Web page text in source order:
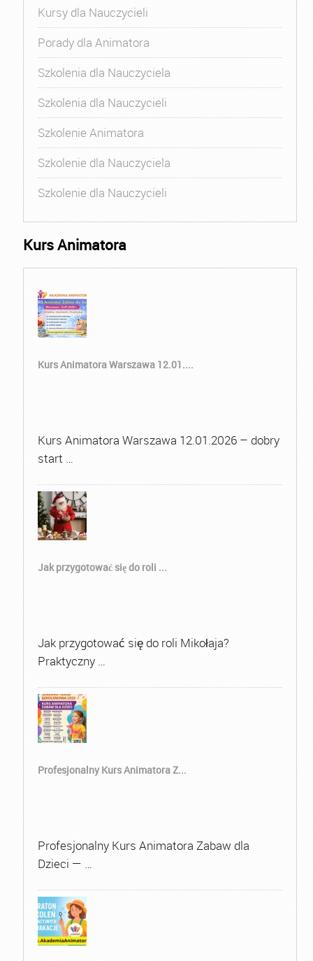
Kursy dla Nauczycieli
Porady dla Animatora
Szkolenia dla Nauczyciela
Szkolenia dla Nauczycieli
Szkolenie Animatora
Szkolenie dla Nauczyciela
Szkolenie dla Nauczycieli
Kurs Animatora
Kurs Animatora Warszawa 12.01....
Kurs Animatora Warszawa 12.01.2026 – dobry
start …
Jak przygotować się do roli ...
Jak przygotować się do roli Mikołaja?
Praktyczny …
Profesjonalny Kurs Animatora Z...
Profesjonalny Kurs Animatora Zabaw dla
Dzieci — …